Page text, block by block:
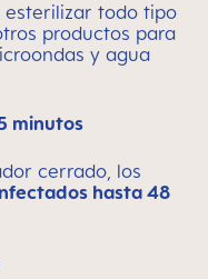
esterilizar todo tipo
productos para
y agua
minutos
cerrado, los
hasta 48